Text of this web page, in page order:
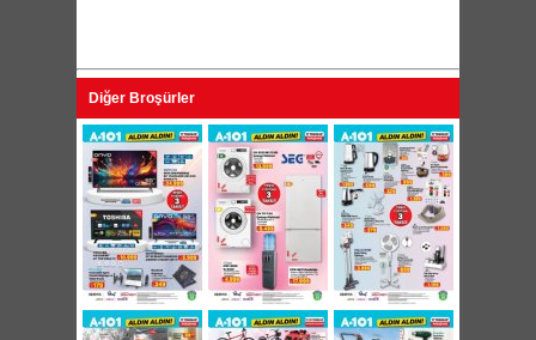
Diğer Broşürler